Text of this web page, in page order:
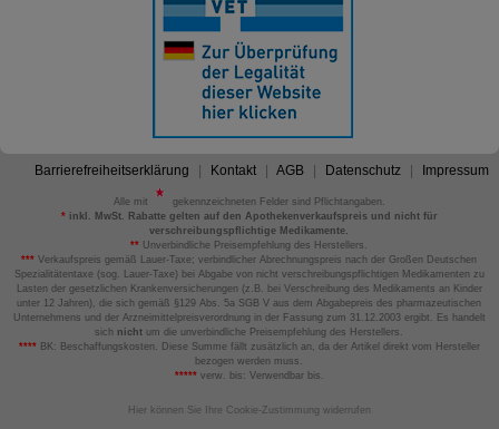
Barrierefreiheitserklärung Kontakt AGB Datenschutz Impressum
Alle mit
gekennzeichneten Felder sind Pflichtangaben.
*inkl. MwSt. Rabatte gelten auf den Apothekenverkaufspreis und nicht für
verschreibungspflichtige Medikamente.
** Unverbindliche Preisempfehlung des Herstellers.
*** Verkaufspreis gemäß Lauer-Taxe; verbindlicher Abrechnungspreis nach der Großen Deutschen
Spezialitätentaxe (sog. Lauer-Taxe) bei Abgabe von nicht verschreibungspflichtigen Medikamenten zu
Lasten der gesetzlichen Krankenversicherungen (z.B. bei Verschreibung des Medikaments an Kinder
unter 12 Jahren), die sich gemäß §129 Abs. 5a SGB V aus dem Abgabepreis des pharmazeutischen
Unternehmens und der Arzneimittelpreisverordnung in der Fassung zum 31.12.2003 ergibt. Es handelt
sich nicht um die unverbindliche Preisempfehlung des Herstellers.
****BK: Beschaffungskosten. Diese Summe fällt zusätzlich an, da der Artikel direkt vom Hersteller
bezogen werden muss.
*****verw. bis: Verwendbar bis.
Hier können Sie Ihre Cookie-Zustimmung widerrufen